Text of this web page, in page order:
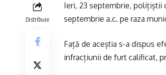
Distribuie
Ieri, 23 septembrie, polițiștii
septembrie a.c. pe raza
Față de aceștia s-a dispus
infracțiunii de furt calificat,